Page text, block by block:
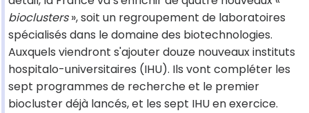
bioclusters», soit un regroupement de laboratoires
spécialisés dans le domaine des biotechnologies.
Auxquels viendront s'ajouter douze nouveaux instituts
hospitalo-universitaires (IHU). Ils vont compléter les
sept programmes de recherche et le premier
biocluster déjà lancés, et les sept IHU en exercice.